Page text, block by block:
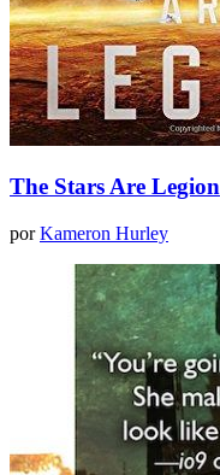
The Stars Are Legion
porKameron Hurley